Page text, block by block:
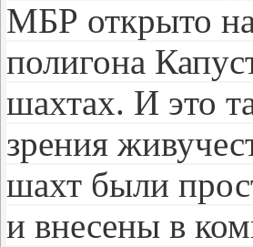
МБР открыто
полигона
шахтах. И это
зрения
шахт были
и внесены в